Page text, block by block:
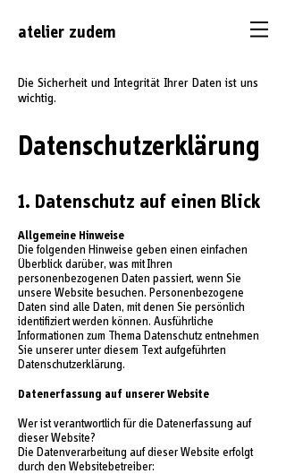
atelier zudem
Die Sicherheit und Integrität Ihrer Daten ist uns
wichtig.
Datenschutzerklärung
1. Datenschutz auf einen Blick
Allgemeine Hinweise
Die folgenden Hinweise geben einen einfachen
Überblick darüber, was mit Ihren
personenbezogenen Daten passiert, wenn Sie
unsere Website besuchen. Personenbezogene
Daten sind alle Daten, mit denen Sie persönlich
identifiziert werden können. Ausführliche
Informationen zum Thema Datenschutz entnehmen
Sie unserer unter diesem Text aufgeführten
Datenschutzerklärung.
Datenerfassung auf unserer Website
Wer ist verantwortlich für die Datenerfassung auf
dieser Website?
Die Datenverarbeitung auf dieser Website erfolgt
durch den Websitebetreiber: